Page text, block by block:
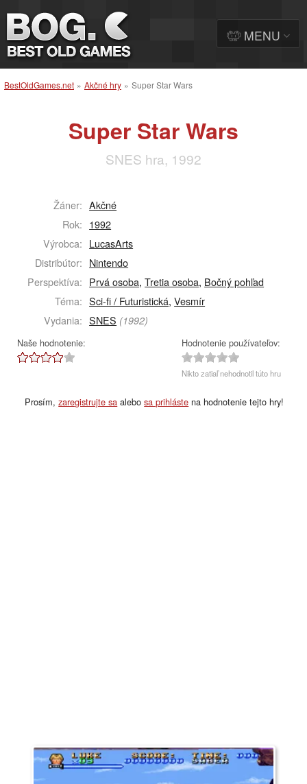
BestOldGames.net » Akčné hry » Super Star Wars
Super Star Wars
SNES hra, 1992
Žáner: Akčné
Rok: 1992
Výrobca: LucasArts
Distribútor: Nintendo
Perspektíva: Prvá osoba,Tretia osoba, Bočný pohľad
Téma: Sci-fi / Futuristická,Vesmír
Vydania: SNES (1992)
Naše hodnotenie: Hodnotenie používateľov:
Nikto zatiaľ nehodnotil túto hru
Prosím,zaregistrujte sa alebosa prihláste na hodnotenie tejto hry!
MENU